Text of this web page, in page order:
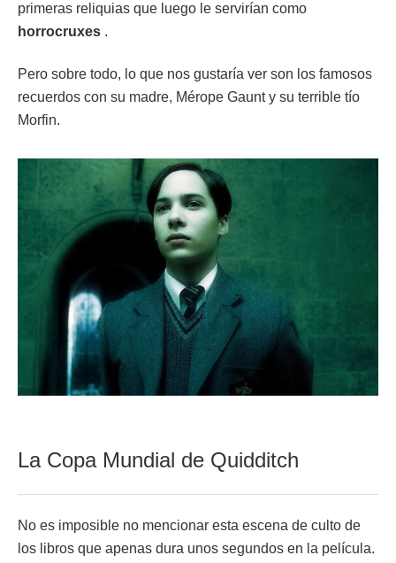
primeras reliquias que luego le servirían como
horrocruxes .
Pero sobre todo, lo que nos gustaría ver son los famosos
recuerdos con su madre, Mérope Gaunt y su terrible tío
Morfin.
La Copa Mundial de Quidditch
No es imposible no mencionar esta escena de culto de
los libros que apenas dura unos segundos en la película.